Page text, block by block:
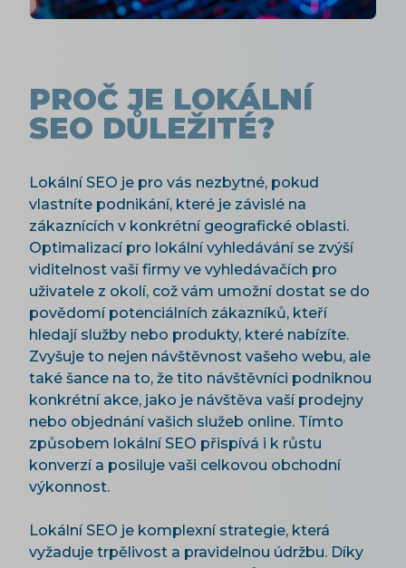
PROČ JE LOKÁLNÍ
SEO DŮLEŽITÉ?
Lokální SEO je pro vás nezbytné, pokud
vlastníte podnikání, které je závislé na
zákaznících v konkrétní geografické oblasti.
Optimalizací pro lokální vyhledávání se zvýší
viditelnost vaší firmy ve vyhledávačích pro
uživatele z okolí, což vám umožní dostat se do
povědomí potenciálních zákazníků, kteří
hledají služby nebo produkty, které nabízíte.
Zvyšuje to nejen návštěvnost vašeho webu, ale
také šance na to, že tito návštěvníci podniknou
konkrétní akce, jako je návštěva vaší prodejny
nebo objednání vašich služeb online. Tímto
způsobem lokální SEO přispívá i k růstu
konverzí a posiluje vaši celkovou obchodní
výkonnost.
Lokální SEO je komplexní strategie, která
vyžaduje trpělivost a pravidelnou údržbu. Díky